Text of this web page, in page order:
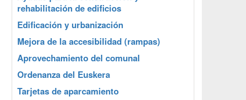
rehabilitación de edificios
Edificación y urbanización
Mejora de la accesibilidad (rampas)
Aprovechamiento del comunal
Ordenanza del Euskera
Tarjetas de aparcamiento